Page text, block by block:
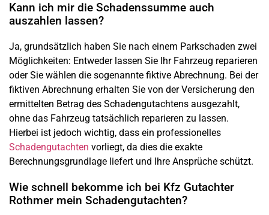
Kann ich mir die Schadenssumme auch
auszahlen lassen?
Ja, grundsätzlich haben Sie nach einem Parkschaden zwei
Möglichkeiten: Entweder lassen Sie Ihr Fahrzeug reparieren
oder Sie wählen die sogenannte fiktive Abrechnung. Bei der
fiktiven Abrechnung erhalten Sie von der Versicherung den
ermittelten Betrag des Schadengutachtens ausgezahlt,
ohne das Fahrzeug tatsächlich reparieren zu lassen.
Hierbei ist jedoch wichtig, dass ein professionelles
Schadengutachten vorliegt, da dies die exakte
Berechnungsgrundlage liefert und Ihre Ansprüche schützt.
Wie schnell bekomme ich bei Kfz Gutachter
Rothmer mein Schadengutachten?